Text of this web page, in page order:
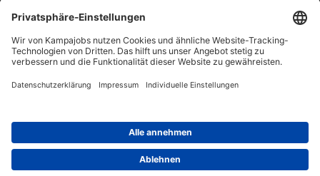
Kampahire
Kampagnenforum
LeadNow